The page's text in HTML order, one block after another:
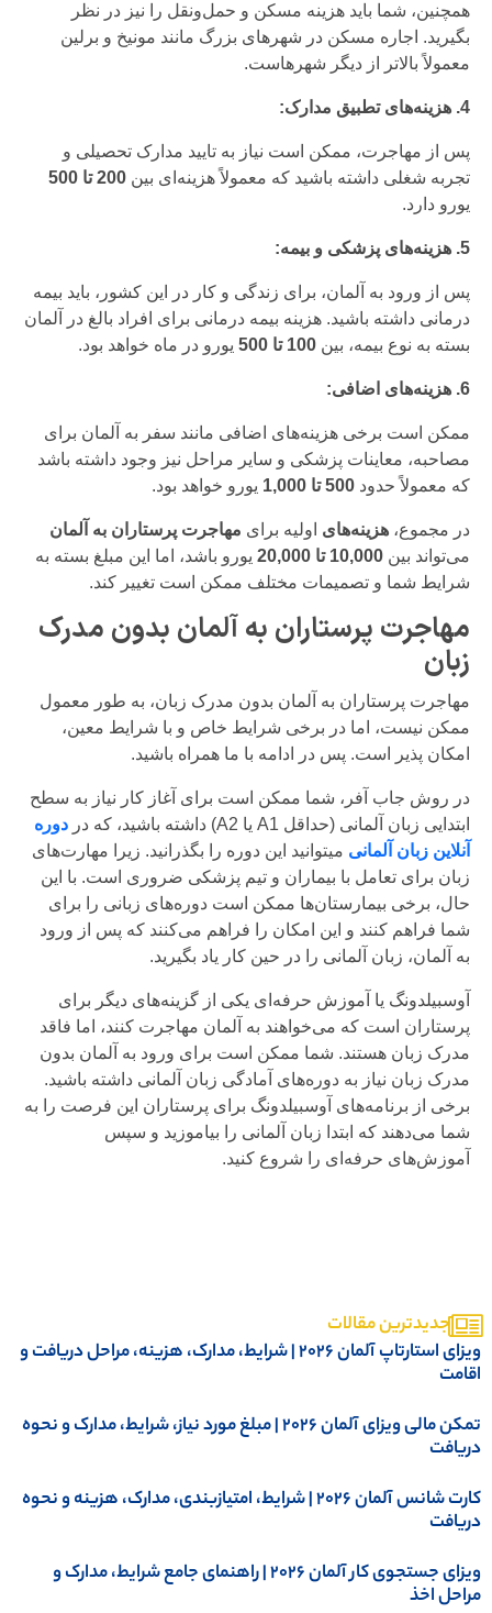
همچنین، شما باید هزینه مسکن و حمل‌ونقل را نیز در نظر
بگیرید. اجاره مسکن در شهرهای بزرگ مانند مونیخ و برلین
معمولاً بالاتر از دیگر شهرهاست.
پس از مهاجرت، ممکن است نیاز به تایید مدارک تحصیلی و
تجربه شغلی داشته باشید که معمولاً هزینه‌ای بین200 تا 500
یورو دارد.
پس از ورود به آلمان، برای زندگی و کار در این کشور، باید بیمه
درمانی داشته باشید. هزینه بیمه درمانی برای افراد بالغ در آلمان
بسته به نوع بیمه، بین100 تا 500 یورو در ماه خواهد بود.
ممکن است برخی هزینه‌های اضافی مانند سفر به آلمان برای
مصاحبه، معاینات پزشکی و سایر مراحل نیز وجود داشته باشد
که معمولاً حدود500 تا 1,000 یورو خواهد بود.
در مجموع،هزینه‌هایاولیه برایمهاجرت پرستاران به آلمان
می‌تواند بین10,000 تا 20,000
یورو باشد، اما این مبلغ بسته به
شرایط شما و تصمیمات مختلف ممکن است تغییر کند.
مهاجرت پرستاران به آلمان بدون مدرک
زبان
مهاجرت پرستاران به آلمان بدون مدرک زبان، به طور معمول
ممکن نیست، اما در برخی شرایط خاص و با شرایط معین،
امکان پذیر است. پس در ادامه با ما همراه باشید.
در روش جاب آفر، شما ممکن است برای آغاز کار نیاز به سطح
ابتدایی زبان آلمانی (حداقل A1 یا A2) داشته باشید، که در
دوره
آنلاین زبان آلمانی میتوانید این دوره را بگذرانید.زیرا مهارت‌های
زبان برای تعامل با بیماران و تیم پزشکی ضروری است. با این
حال، برخی بیمارستان‌ها ممکن است دوره‌های زبانی را برای
شما فراهم کنند و این امکان را فراهم می‌کنند که پس از ورود
به آلمان، زبان آلمانی را در حین کار یاد بگیرید.
آوسبیلدونگ یا آموزش حرفه‌ای یکی از گزینه‌های دیگر برای
پرستاران است که می‌خواهند به آلمان مهاجرت کنند، اما فاقد
مدرک زبان هستند. شما ممکن است برای ورود به آلمان بدون
مدرک زبان نیاز به دوره‌های آمادگی زبان آلمانی داشته باشید.
برخی از برنامه‌های آوسبیلدونگ برای پرستاران این فرصت را به
شما می‌دهند که ابتدا زبان آلمانی را بیاموزید و سپس
آموزش‌های حرفه‌ای را شروع کنید.
جدیدترین مقالات
ویزای استارتاپ آلمان ۲۰۲۶ | شرایط، مدارک، هزینه، مراحل دریافت و
تمکن مالی ویزای آلمان 2026 | مبلغ مورد نیاز، شرایط، مدارک و نحوه
کارت شانس آلمان ۲۰۲۶ | شرایط، امتیازبندی، مدارک، هزینه و نحوه
ویزای جستجوی کار آلمان 2026 | راهنمای جامع شرایط، مدارک و
اخذ